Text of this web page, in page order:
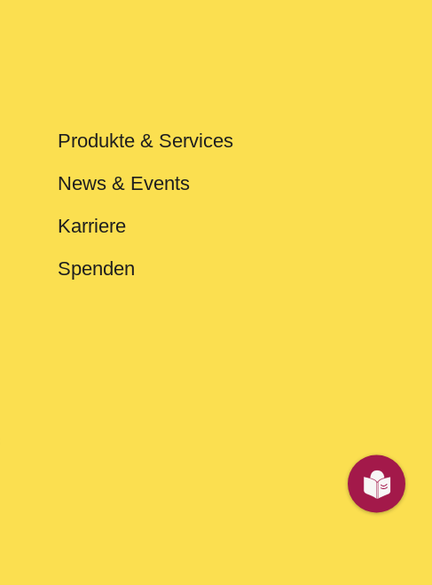
Produkte & Services
News & Events
Karriere
Spenden